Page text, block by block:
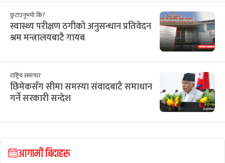
छुटाउनुभयो कि?
स्वास्थ्य परीक्षण ठगीको अनुसन्धान प्रतिवेदन
श्रम मन्त्रालयबाटै गायब
राष्ट्रिय समाचार
छिमेकसँग सीमा समस्या संवादबाटै समाधान
गर्ने सरकारी सन्देश
आगामी बिदाहरु